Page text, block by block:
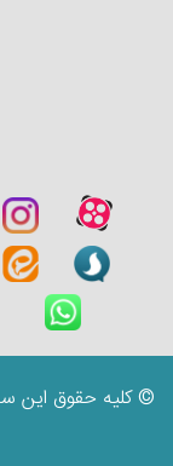
© کلیه حقوق این